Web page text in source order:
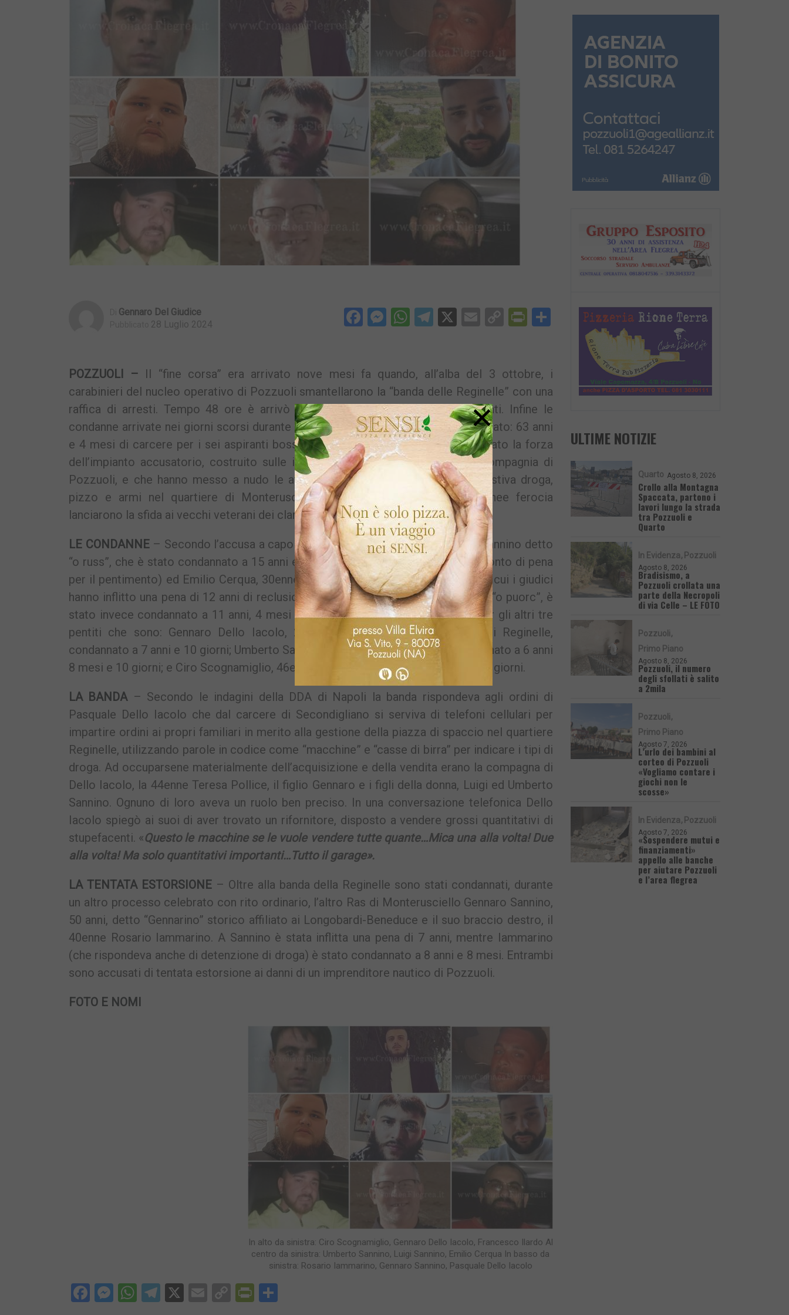
Gennaro Del Giudice
28 Luglio 2024 Facebook
Messenger
WhatsApp
Telegram
X EmailCopyPrintFriendly
Condividi
POZZUOLI – Il “fine corsa” era arrivato nove mesi fa quando, all’alba del 3 ottobre, i
carabinieri del nucleo operativo di Pozzuoli smantellarono la “banda delle Reginelle” con una
raffica di arresti. Tempo 48 ore è arrivò la nuova resa, con quattro pentimenti. Infine le
condanne arrivate nei giorni scorsi durante il processo celebrato con rito abbreviato: 63 anni
e 4 mesi di carcere per i sei aspiranti boss. Pene esemplari che hanno confermato la forza
dell’impianto accusatorio, costruito sulle indagini condotte dai militari della Compagnia di
Pozzuoli, e che hanno messo a nudo le attività del sodalizio criminale che gestiva droga,
pizzo e armi nel quartiere di Monterusciello. Giovani che con sfacciatagginee ferocia
lanciarono la sfida ai vecchi veterani dei clan Longobardi e Beneduce.
LE CONDANNE – Secondo l’accusa a capo della banda vi erano il 25enne Luigi Sannino detto
“o russ”, che è stato condannato a 15 anni e 8 mesi di carcere (nonostante lo sconto di pena
per il pentimento) ed Emilio Cerqua, 30enne titolare di un ristorante della zona a cui i giudici
hanno inflitto una pena di 12 anni di reclusione. Il 30enne Francesco Ilardo detto “o puorc”, è
stato invece condannato a 11 anni, 4 mesi e 20 giorni. Pene esemplari anche per gli altri tre
pentiti che sono: Gennaro Dello Iacolo, 24 anni, figlio di “Pascalone” Ras di Reginelle,
condannato a 7 anni e 10 giorni; Umberto Sannino, 21 anni, fratello di Luigi condannato a 6 anni
8 mesi e 10 giorni; e Ciro Scognamiglio, 46enne, condannato a 10 anni 8 mesi e 10 giorni.
LA BANDA– Secondo le indagini della DDA di Napoli la banda rispondeva agli ordini di
Pasquale Dello Iacolo che dal carcere di Secondigliano si serviva di telefoni cellulari per
impartire ordini ai propri familiari in merito alla gestione della piazza di spaccio nel quartiere
Reginelle, utilizzando parole in codice come “macchine” e “casse di birra” per indicare i tipi di
droga. Ad occuparsene materialmente dell’acquisizione e della vendita erano la compagna di
Dello Iacolo, la 44enne Teresa Pollice, il figlio Gennaro e i figli della donna, Luigi ed Umberto
Sannino. Ognuno di loro aveva un ruolo ben preciso. In una conversazione telefonica Dello
Iacolo spiegò ai suoi di aver trovato un rifornitore, disposto a vendere grossi quantitativi di
stupefacenti. «Questo le macchine se le vuole vendere tutte quante…Mica una alla volta! Due
alla volta! Ma solo quantitativi importanti…Tutto il garage».
LA TENTATA ESTORSIONE – Oltre alla banda della Reginelle sono stati condannati, durante
un altro processo celebrato con rito ordinario, l’altro Ras di Monterusciello Gennaro Sannino,
50 anni, detto “Gennarino” storico affiliato ai Longobardi-Beneduce e il suo braccio destro, il
40enne Rosario Iammarino. A Sannino è stata inflitta una pena di 7 anni, mentre Iammarino
(che rispondeva anche di detenzione di droga) è stato condannato a 8 anni e 8 mesi. Entrambi
sono accusati di tentata estorsione ai danni di un imprenditore nautico di Pozzuoli.
FOTO E NOMI
In alto da sinistra: Ciro Scognamiglio, Gennaro Dello Iacolo, Francesco Ilardo Al
centro da sinistra: Umberto Sannino, Luigi Sannino, Emilio Cerqua In basso da
sinistra: Rosario Iammarino, Gennaro Sannino, Pasquale Dello Iacolo
Facebook
Messenger
WhatsApp
Telegram
X EmailCopyPrintFriendly
ULTIME NOTIZIE
Quarto Agosto 8, 2026
Crollo alla Montagna
Spaccata, partono i
lavori lungo la strada
tra Pozzuoli e
Quarto
In Evidenza Pozzuoli
Agosto 8, 2026
Bradisismo, a
Pozzuoli crollata una
parte della Necropoli
di via Celle – LE FOTO
Pozzuoli
Primo Piano
Agosto 8, 2026
Pozzuoli, il numero
degli sfollati è salito
a 2mila
Pozzuoli
Primo Piano
Agosto 7, 2026
L’urlo dei bambini al
corteo di Pozzuoli
«Vogliamo contare i
giochi non le
scosse»
In Evidenza Pozzuoli
Agosto 7, 2026
«Sospendere mutui e
finanziamenti»
appello alle banche
per aiutare Pozzuoli
e l’area flegrea
×